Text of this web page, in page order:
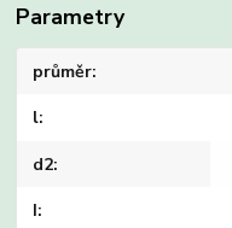
Parametry
průměr
l
d2
I